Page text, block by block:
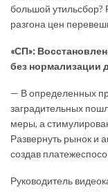
большой утильсбор?
разгона цен
«СП»:
без нормализации
— В определенных
заградительных
меры, а
Развернуть рынок и
создав
Руководитель